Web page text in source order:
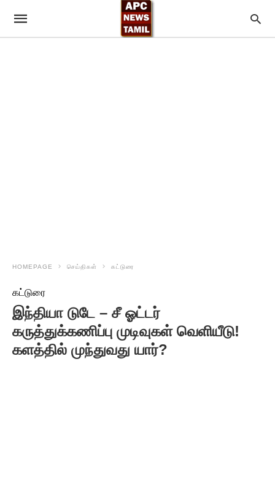
HOMEPAGE செய்திகள் கட்டுரை
கட்டுரை
இந்தியா டுடே – சீ ஓட்டர்
கருத்துக்கணிப்பு முடிவுகள் வெளியீடு!
களத்தில் முந்துவது யார்?